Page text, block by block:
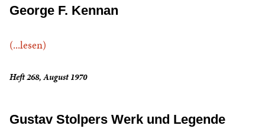
George F. Kennan
(...lesen)
Heft 268, August 1970
Gustav Stolpers Werk und Legende